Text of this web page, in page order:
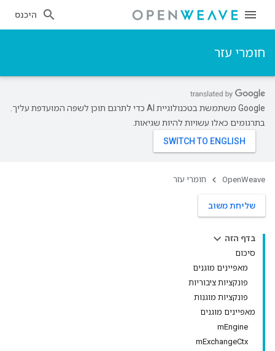
היכנס
חומרי עזר
‫Google משתמשת בטכנולוגיית AI כדי לתרגם תוכן לשפה המועדפת עליך.
בתרגומים כאלו עשויות להיות שגיאות.
OpenWeave חומרי עזר
שליחת משוב
בדף הזה
סיכום
מאפיינים מוגנים
פונקציות ציבוריות
פונקציות מוגנות
מאפיינים מוגנים
mEngine
mExchangeCtx